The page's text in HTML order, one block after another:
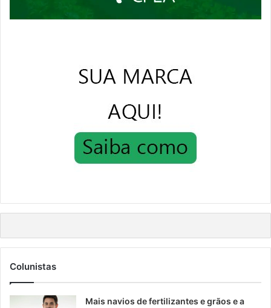
Colunistas
Mais navios de fertilizantes e grãos e a